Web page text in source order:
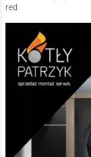
red.